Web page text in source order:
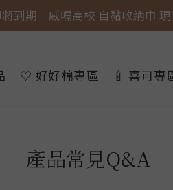
蝶結貓貓的大人系日常 新上市
到期｜威嗝高校 自黏收納巾 現
🤍 好好棉專區 🍼 喜可專
產品常見Q&A